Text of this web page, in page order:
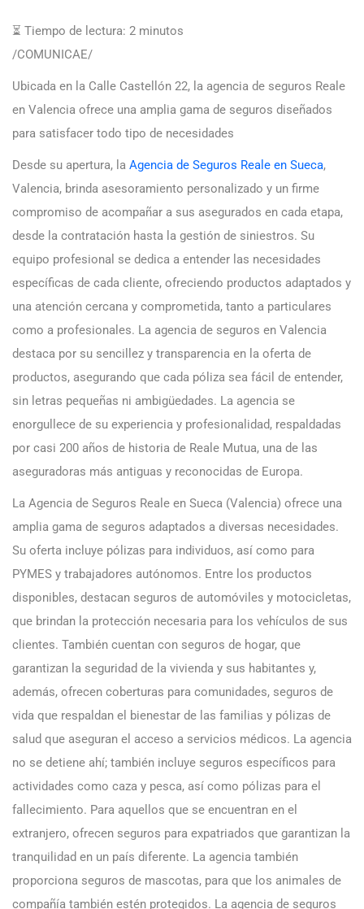
⏳ Tiempo de lectura: 2 minutos
/COMUNICAE/
Ubicada en la Calle Castellón 22, la agencia de seguros Reale
en Valencia ofrece una amplia gama de seguros diseñados
para satisfacer todo tipo de necesidades
Desde su apertura, la Agencia de Seguros Reale en Sueca,
Valencia, brinda asesoramiento personalizado y un firme
compromiso de acompañar a sus asegurados en cada etapa,
desde la contratación hasta la gestión de siniestros. Su
equipo profesional se dedica a entender las necesidades
específicas de cada cliente, ofreciendo productos adaptados y
una atención cercana y comprometida, tanto a particulares
como a profesionales. La agencia de seguros en Valencia
destaca por su sencillez y transparencia en la oferta de
productos, asegurando que cada póliza sea fácil de entender,
sin letras pequeñas ni ambigüedades. La agencia se
enorgullece de su experiencia y profesionalidad, respaldadas
por casi 200 años de historia de Reale Mutua, una de las
aseguradoras más antiguas y reconocidas de Europa.
La Agencia de Seguros Reale en Sueca (Valencia) ofrece una
amplia gama de seguros adaptados a diversas necesidades.
Su oferta incluye pólizas para individuos, así como para
PYMES y trabajadores autónomos. Entre los productos
disponibles, destacan seguros de automóviles y motocicletas,
que brindan la protección necesaria para los vehículos de sus
clientes. También cuentan con seguros de hogar, que
garantizan la seguridad de la vivienda y sus habitantes y,
además, ofrecen coberturas para comunidades, seguros de
vida que respaldan el bienestar de las familias y pólizas de
salud que aseguran el acceso a servicios médicos. La agencia
no se detiene ahí; también incluye seguros específicos para
actividades como caza y pesca, así como pólizas para el
fallecimiento. Para aquellos que se encuentran en el
extranjero, ofrecen seguros para expatriados que garantizan la
tranquilidad en un país diferente. La agencia también
proporciona seguros de mascotas, para que los animales de
compañía también estén protegidos. La agencia de seguros